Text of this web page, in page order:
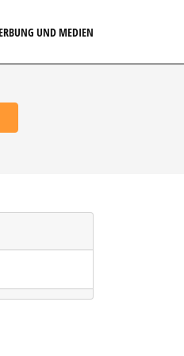
UND MEDIEN